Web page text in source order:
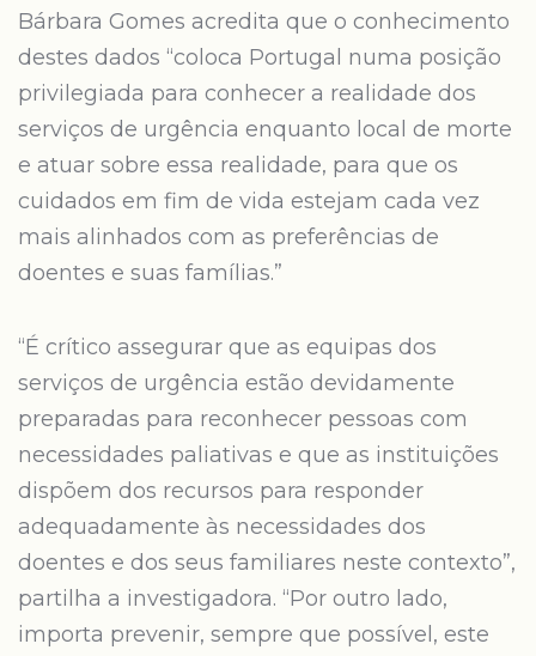
Bárbara Gomes acredita que o conhecimento
destes dados “coloca Portugal numa posição
privilegiada para conhecer a realidade dos
serviços de urgência enquanto local de morte
e atuar sobre essa realidade, para que os
cuidados em fim de vida estejam cada vez
mais alinhados com as preferências de
doentes e suas famílias.”
“É crítico assegurar que as equipas dos
serviços de urgência estão devidamente
preparadas para reconhecer pessoas com
necessidades paliativas e que as instituições
dispõem dos recursos para responder
adequadamente às necessidades dos
doentes e dos seus familiares neste contexto”,
partilha a investigadora. “Por outro lado,
importa prevenir, sempre que possível, este